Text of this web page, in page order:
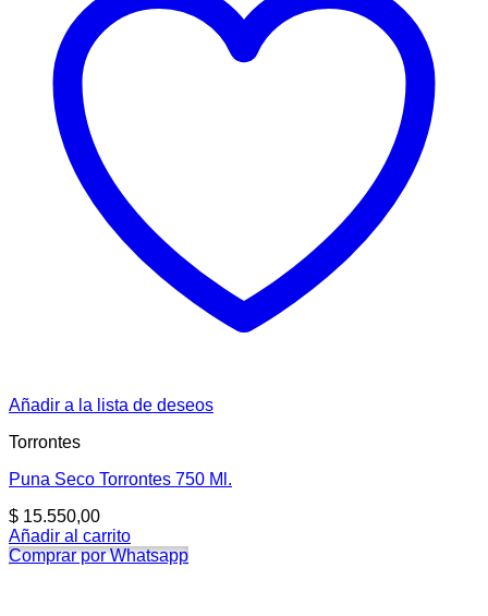
Añadir a la lista de deseos
Torrontes
Puna Seco Torrontes 750 Ml.
$ 15.550,00
Añadir al carrito
Comprar por Whatsapp